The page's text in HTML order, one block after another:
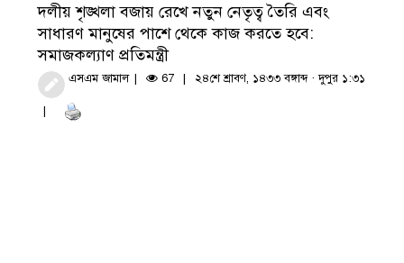
দলীয় শৃঙ্খলা বজায় রেখে নতুন নেতৃত্ব তৈরি এবং
সাধারণ মানুষের পাশে থেকে কাজ করতে হবে:
সমাজকল্যাণ প্রতিমন্ত্রী
এসএম জামাল 67 ২৪শে শ্রাবণ, ১৪৩৩ বঙ্গাব্দ · দুপুর ১:৩১